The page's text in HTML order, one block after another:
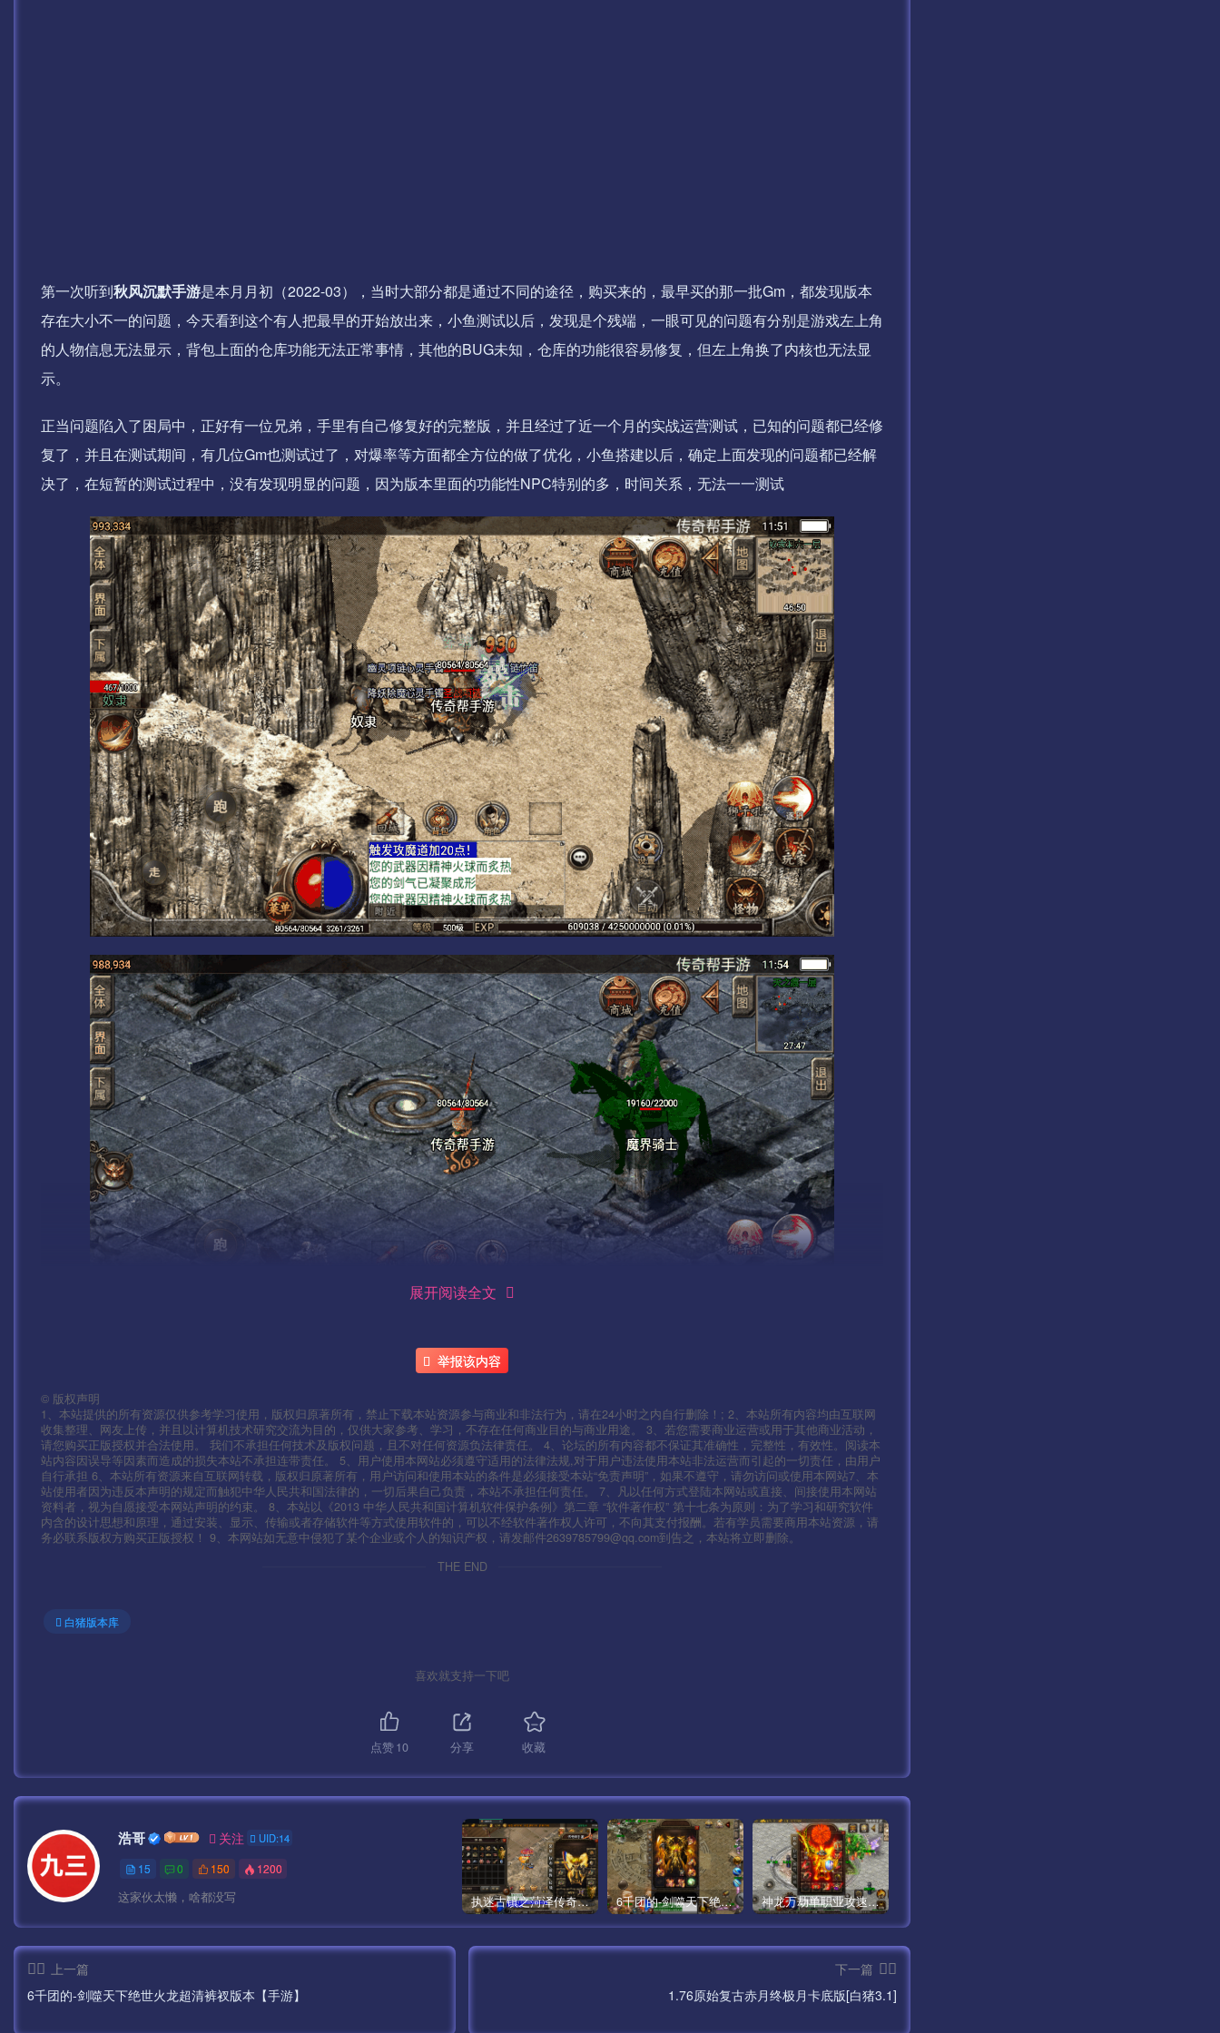
第一次听到秋风沉默手游是本月月初（2022-03），当时大部分都是通过不同的途径，购买来的，最早买的那一批Gm，都发现版本
存在大小不一的问题，今天看到这个有人把最早的开始放出来，小鱼测试以后，发现是个残端，一眼可见的问题有分别是游戏左上角
的人物信息无法显示，背包上面的仓库功能无法正常事情，其他的BUG未知，仓库的功能很容易修复，但左上角换了内核也无法显
示。
正当问题陷入了困局中，正好有一位兄弟，手里有自己修复好的完整版，并且经过了近一个月的实战运营测试，已知的问题都已经修
复了，并且在测试期间，有几位Gm也测试过了，对爆率等方面都全方位的做了优化，小鱼搭建以后，确定上面发现的问题都已经解
决了，在短暂的测试过程中，没有发现明显的问题，因为版本里面的功能性NPC特别的多，时间关系，无法一一测试
展开阅读全文
举报该内容
© 版权声明
1、本站提供的所有资源仅供参考学习使用，版权归原著所有，禁止下载本站资源参与商业和非法行为，请在24小时之内自行删除！; 2、本站所有内容均由互联网
收集整理、网友上传，并且以计算机技术研究交流为目的，仅供大家参考、学习，不存在任何商业目的与商业用途。 3、若您需要商业运营或用于其他商业活动，
请您购买正版授权并合法使用。 我们不承担任何技术及版权问题，且不对任何资源负法律责任。 4、论坛的所有内容都不保证其准确性，完整性，有效性。阅读本
站内容因误导等因素而造成的损失本站不承担连带责任。 5、用户使用本网站必须遵守适用的法律法规,对于用户违法使用本站非法运营而引起的一切责任，由用户
自行承担 6、本站所有资源来自互联网转载，版权归原著所有，用户访问和使用本站的条件是必须接受本站“免责声明”，如果不遵守，请勿访问或使用本网站7、本
站使用者因为违反本声明的规定而触犯中华人民共和国法律的，一切后果自己负责，本站不承担任何责任。 7、凡以任何方式登陆本网站或直接、间接使用本网站
资料者，视为自愿接受本网站声明的约束。 8、本站以《2013 中华人民共和国计算机软件保护条例》第二章 “软件著作权” 第十七条为原则：为了学习和研究软件
内含的设计思想和原理，通过安装、显示、传输或者存储软件等方式使用软件的，可以不经软件著作权人许可，不向其支付报酬。若有学员需要商用本站资源，请
务必联系版权方购买正版授权！ 9、本网站如无意中侵犯了某个企业或个人的知识产权，请发邮件2639785799@qq.com到告之，本站将立即删除。
THE END
白猪版本库
喜欢就支持一下吧
点赞10 分享 收藏
浩哥 关注 UID:14
15 0 150 1200
这家伙太懒，啥都没写 执迷古镇之菏泽传奇昔日手游沉默版本【手游】 6千团的-剑噬天下绝世火龙超清裤衩版本【手游】 神龙万劫单职业攻速鞭尸第二版传奇手游[白猪2.0]
上一篇
6千团的-剑噬天下绝世火龙超清裤衩版本【手游】
下一篇
1.76原始复古赤月终极月卡底版[白猪3.1]